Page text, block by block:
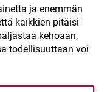
ja enemmän
kaikkien pitäisi
kehoaan,
todellisuuttaan voi